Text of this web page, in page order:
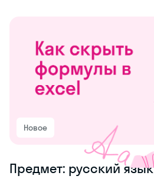
Новое
Предмет: русский язык